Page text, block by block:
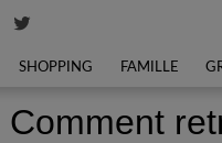
SHOPPING FAMILLE
Comment